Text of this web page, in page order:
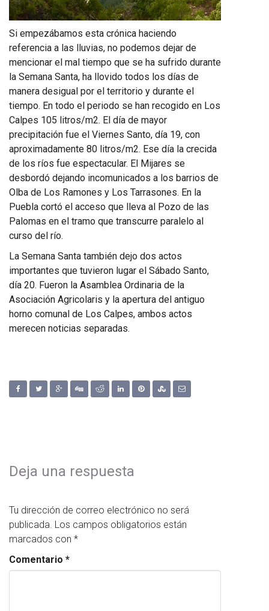
Si empezábamos esta crónica haciendo
referencia a las lluvias, no podemos dejar de
mencionar el mal tiempo que se ha sufrido durante
la Semana Santa, ha llovido todos los días de
manera desigual por el territorio y durante el
tiempo. En todo el periodo se han recogido en Los
Calpes 105 litros/m2. El día de mayor
precipitación fue el Viernes Santo, día 19, con
aproximadamente 80 litros/m2. Ese día la crecida
de los ríos fue espectacular. El Mijares se
desbordó dejando incomunicados a los barrios de
Olba de Los Ramones y Los Tarrasones. En la
Puebla cortó el acceso que lleva al Pozo de las
Palomas en el tramo que transcurre paralelo al
curso del río.
La Semana Santa también dejo dos actos
importantes que tuvieron lugar el Sábado Santo,
día 20. Fueron la Asamblea Ordinaria de la
Asociación Agricolaris y la apertura del antiguo
horno comunal de Los Calpes, ambos actos
merecen noticias separadas.
Deja una respuesta
Tu dirección de correo electrónico no será
publicada. Los campos obligatorios están
marcados con *
Comentario *